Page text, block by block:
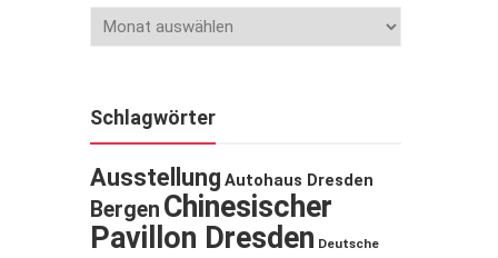
Schlagwörter
Ausstellung Autohaus Dresden
Bergen Chinesischer
Pavillon Dresden Deutsche